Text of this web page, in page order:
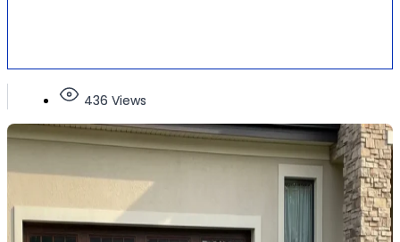
436 Views